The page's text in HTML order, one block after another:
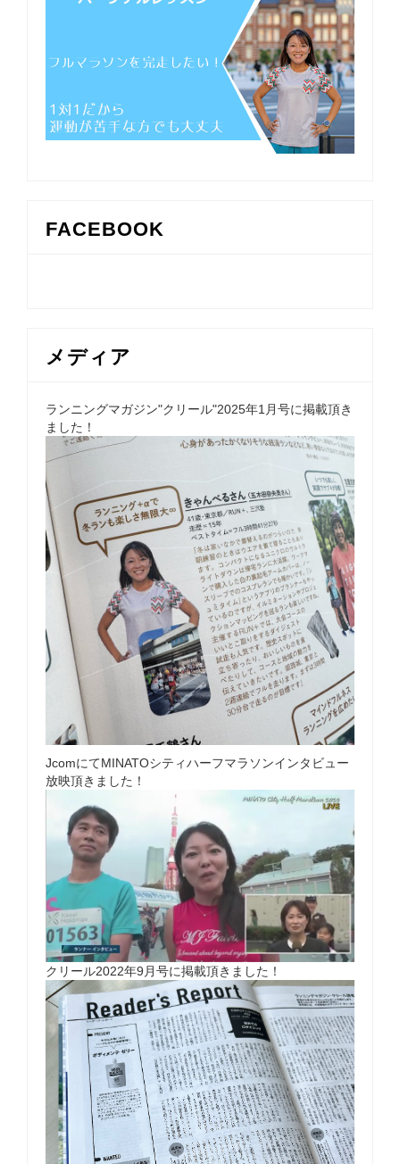
FACEBOOK
メディア
ランニングマガジン"クリール"2025年1月号に掲載頂き
ました！
JcomにてMINATOシティハーフマラソンインタビュー
放映頂きました！
クリール2022年9月号に掲載頂きました！